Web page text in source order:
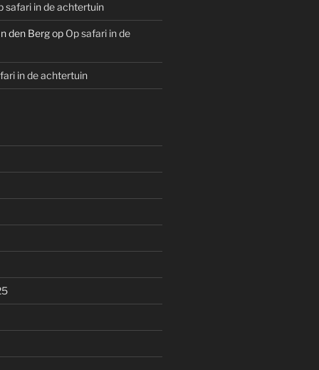
safari in de achtertuin
den Bergop Op safari in de
in de achtertuin